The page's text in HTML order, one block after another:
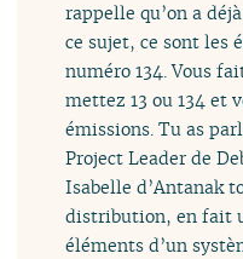
rappelle qu’on a
ce sujet, ce sont les
numéro 134. Vous
mettez 13 ou 134 et
émissions. Tu as
Project Leader de
Isabelle d’Antanak
distribution, en fait
éléments d’un